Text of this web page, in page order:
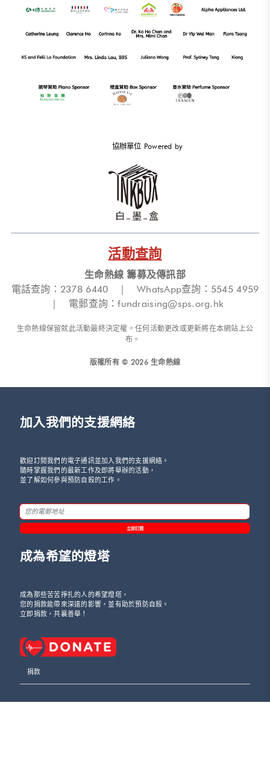
協辦單位 Powered by
活動查詢
生命熱線 籌募及傳訊部
電話查詢：2378 6440 | WhatsApp查詢：5545 4959
| 電郵查詢：fundraising@sps.org.hk
生命熱線保留就此活動最終決定權。任何活動更改或更新將在本網站上公
布。
版權所有 © 2026 生命熱線
加入我們的支援網絡
歡迎訂閱我們的電子通訊並加入我們的支援網絡。
隨時掌握我們的最新工作及即將舉辦的活動，
並了解如何參與預防自殺的工作。
立即訂閱
成為希望的燈塔
成為那些苦苦掙扎的人的希望燈塔，
您的捐款能帶來深遠的影響，並有助於預防自殺。
立即捐款，共襄善舉！
捐款